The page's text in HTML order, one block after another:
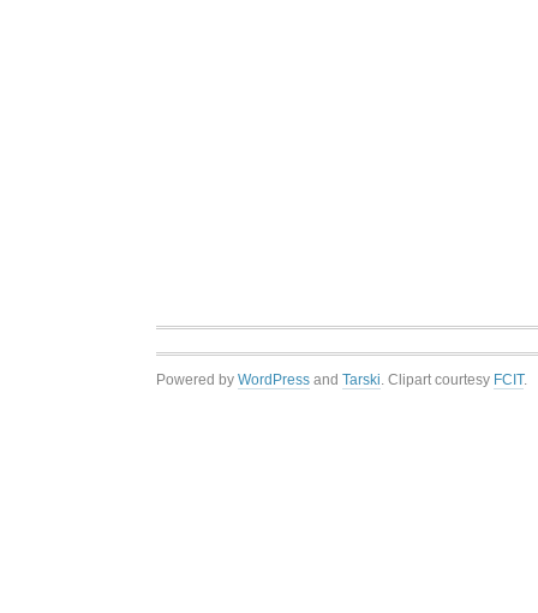
Powered by WordPress and Tarski . Clipart courtesy FCIT.